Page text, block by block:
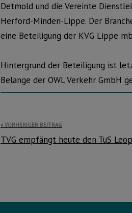
Detmold und die Vereinte
Herford-Minden-Lippe. Der
eine Beteiligung der KVG Lippe
Hintergrund der Beteiligung ist
Belange der OWL Verkehr GmbH
Beitragsnavigation
VORHERIGER BEITRAG
TVG empfängt heute den TuS